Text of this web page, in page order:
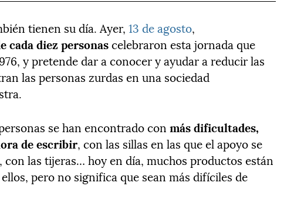
tienen su día. Ayer,13 de agosto,
cada diez personascelebraron esta jornada que
y pretende dar a conocer y ayudar a reducir las
las personas zurdas en una sociedad
se han encontrado conmás dificultades,
de escribir, con las sillas en las que el apoyo se
con las tijeras… hoy en día, muchos productos están
pero no significa que sean más difíciles de